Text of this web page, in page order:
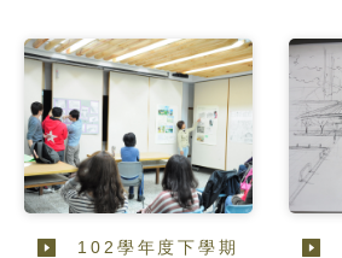
102學年度下學期